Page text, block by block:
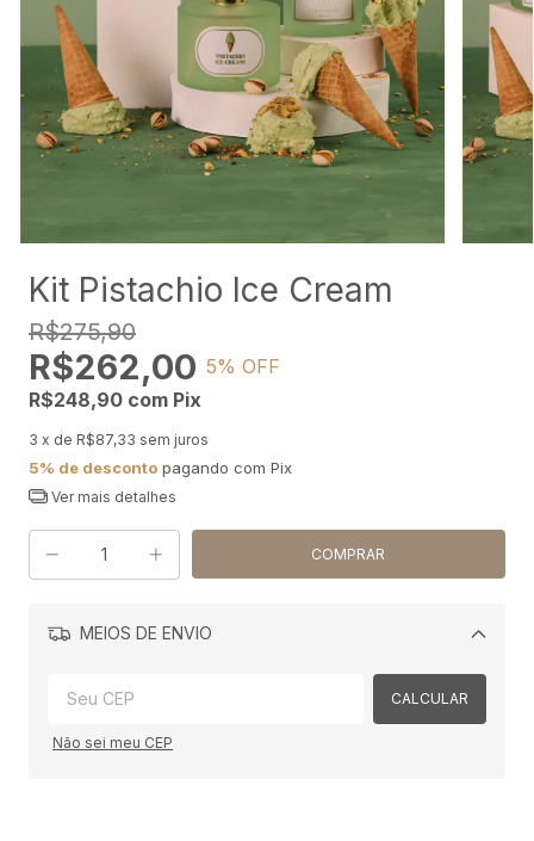
Kit Pistachio Ice Cream
R$275,90
R$262,00 5% OFF
R$248,90 com Pix
3 x de R$87,33 sem juros
5% de desconto pagando com Pix
Ver mais detalhes
MEIOS DE ENVIO
Alterar CEP
CALCULAR
Não sei meu CEP